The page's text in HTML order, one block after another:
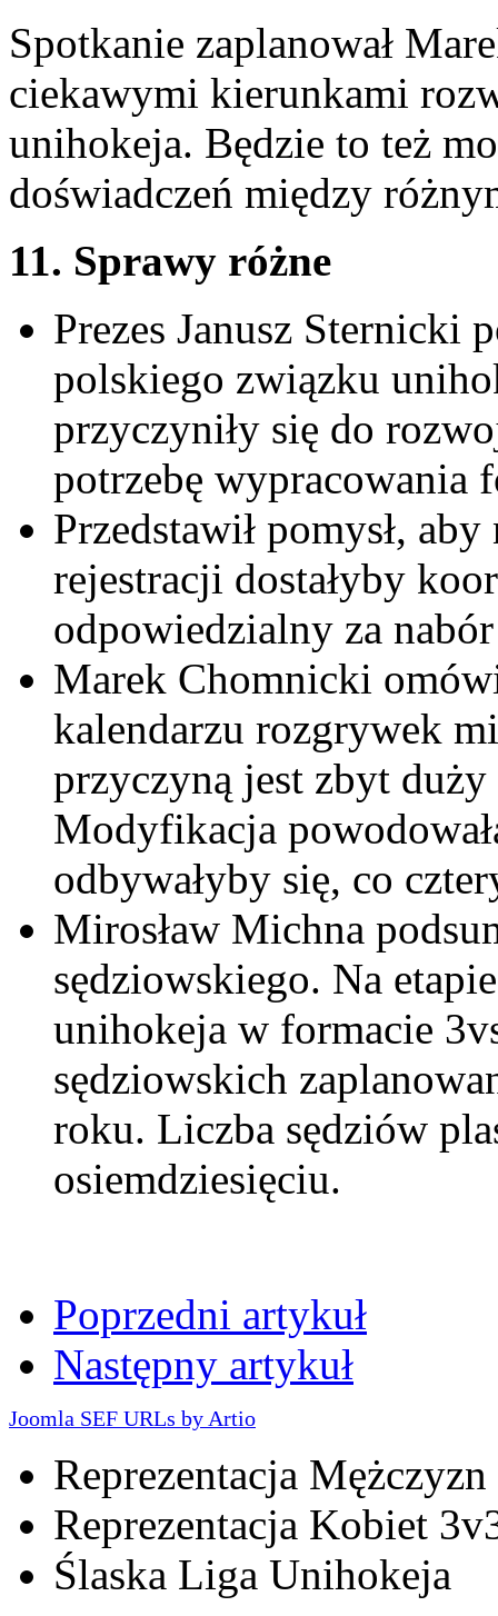
Spotkanie zaplanował
ciekawymi kierunkami
unihokeja. Będzie to też
doświadczeń między
11. Sprawy różne
Prezes Janusz Sternicki
polskiego związku
przyczyniły się do
potrzebę wypracowania
Przedstawił pomysł,
rejestracji dostałyby
odpowiedzialny za
Marek Chomnicki
kalendarzu rozgrywek
przyczyną jest zbyt
Modyfikacja
odbywałyby się, co
Mirosław Michna
sędziowskiego. Na
unihokeja w formacie
sędziowskich
roku. Liczba sędziów
osiemdziesięciu.
Poprzedni artykuł
Następny artykuł
Joomla SEF URLs by Artio
Reprezentacja
Reprezentacja Kobiet
Ślaska Liga Unihokeja